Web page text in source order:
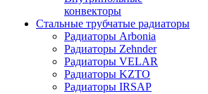
конвекторы
Стальные трубчатые радиаторы
Радиаторы Arbonia
Радиаторы Zehnder
Радиаторы VELAR
Радиаторы KZTO
Радиаторы IRSAP